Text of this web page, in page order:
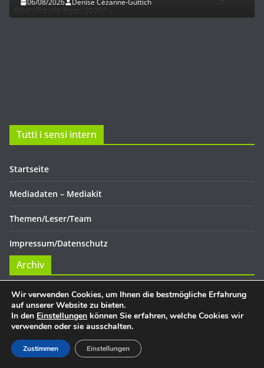
06/08/2026 Denise Cézanne-Güttich
Tutti i sensi intern
Startseite
Mediadaten – Mediakit
Themen/Leser/Team
Impressum/Datenschutz
Archiv
Archiv
Tutti i sensi Videos
Wir verwenden Cookies, um Ihnen die bestmögliche Erfahrung
auf unserer Website zu bieten.
In den Einstellungen können Sie erfahren, welche Cookies wir
verwenden oder sie ausschalten.
Zustimmen Einstellungen